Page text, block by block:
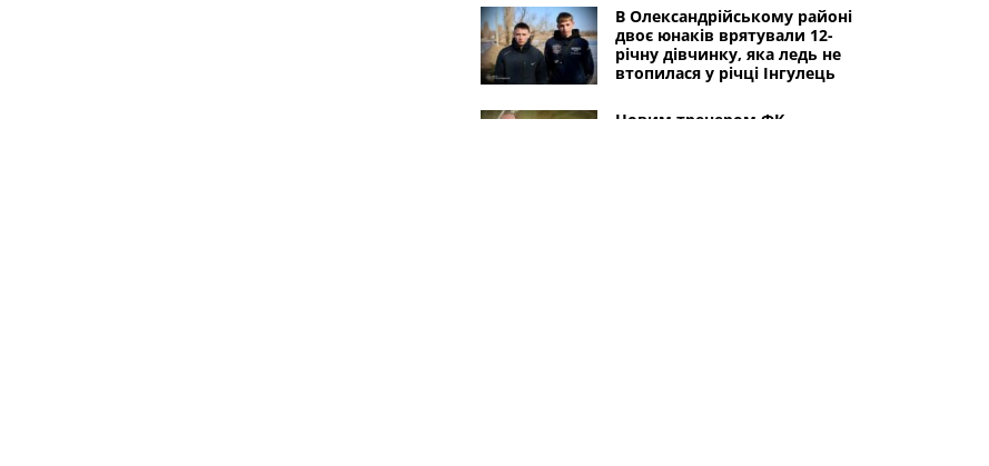
В Олександрійському районі
двоє юнаків врятували 12-
річну дівчинку, яка ледь не
втопилася у річці Інгулець
Новим тренером ФК